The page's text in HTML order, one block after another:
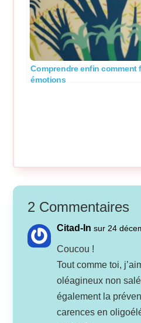
Comprendre enfin comment
émotions
2 Commentaires
Citad-In sur 24
Coucou !
Tout comme toi,
oléagineux non
également la
carences en